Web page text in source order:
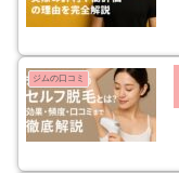
ジムの口コミ